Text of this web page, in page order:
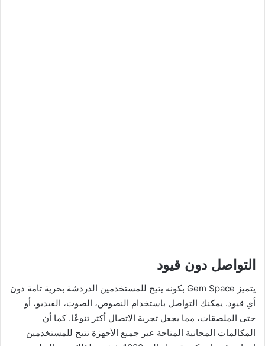
التواصل دون قيود
يتميز Gem Space بكونه يتيح للمستخدمين الدردشة بحرية تامة دون
أي قيود. يمكنك التواصل باستخدام النصوص، الصوت، الفىديو، أو
حتى الملصقات، مما يجعل تجربة الاتصال أكثر تنوعًا. كما أن
المكالمات المجانية المتاحة عبر جميع الأجهزة تتيح للمستخدمين